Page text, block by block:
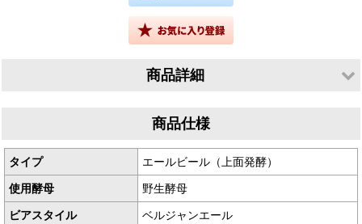
商品詳細
自宅のお庭で咲いた花や果物、
木更津のハチミツからおこした酵母で二次発酵しています。
野生酵母のつくり出す酸味と独特な香りが魅惑的な、
商品仕様
タイプ
エールビール（上面発酵）
使用酵母
野生酵母
ビアスタイル
ベルジャンエール